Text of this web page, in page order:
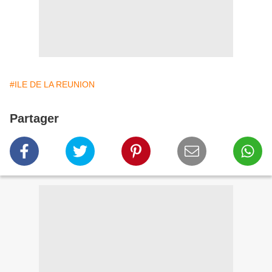
#ILE DE LA REUNION
Partager